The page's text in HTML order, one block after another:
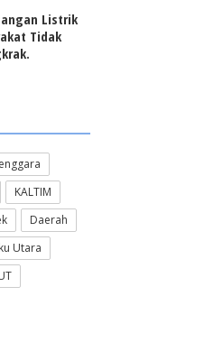
Listrik
Tidak
KALTIM
Daerah
Utara